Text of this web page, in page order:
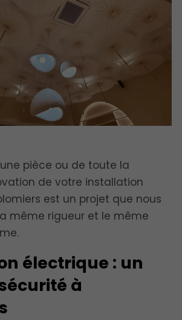
pièce ou de toute la
de votre installation
est un projet que nous
même rigueur et le même
électrique : un
à